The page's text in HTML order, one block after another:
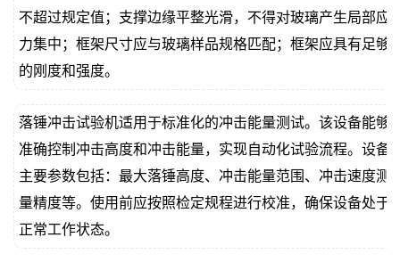
不超过规定值；支撑边缘平整光滑，不得对玻璃产生局部应
力集中；框架尺寸应与玻璃样品规格匹配；框架应具有足够
的刚度和强度。
落锤冲击试验机适用于标准化的冲击能量测试。该设备能够
准确控制冲击高度和冲击能量，实现自动化试验流程。设备
主要参数包括：最大落锤高度、冲击能量范围、冲击速度测
量精度等。使用前应按照检定规程进行校准，确保设备处于
正常工作状态。